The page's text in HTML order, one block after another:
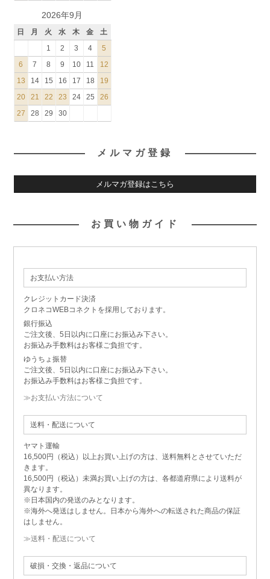
2026年9月
日 月 火 水 木 金
土
1
2 3 4
5
6
7 8 9 10 11
12
13
14 15 16 17 18
19
20
21 22 23 24 25
26
27
28 29 30
メルマガ登録
メルマガ登録はこちら
お買い物ガイド
お支払い方法
クレジットカード決済
クロネコWEBコネクトを採用しております。
銀行振込
ご注文後、5日以内に口座にお振込み下さい。
お振込み手数料はお客様ご負担です。
ゆうちょ振替
ご注文後、5日以内に口座にお振込み下さい。
お振込み手数料はお客様ご負担です。
≫お支払い方法について
送料・配送について
ヤマト運輸
16,500円（税込）以上お買い上げの方は、送料無料とさせていただ
きます。
16,500円（税込）未満お買い上げの方は、各都道府県により送料が
異なります。
※日本国内の発送のみとなります。
※海外へ発送はしません。日本から海外への転送された商品の保証
はしません。
≫送料・配送について
破損・交換・返品について